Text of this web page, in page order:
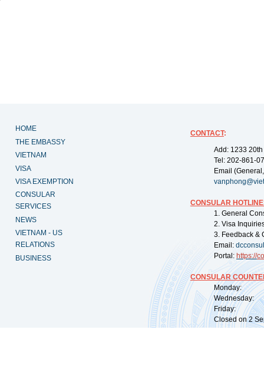
HOME
THE EMBASSY
VIETNAM
VISA
VISA EXEMPTION
CONSULAR
SERVICES
NEWS
VIETNAM - US
RELATIONS
BUSINESS
CONTACT:
Add: 1233
Tel: 202-861-
Email
CONSULAR
1. General
2. Visa
3. Feedback &
Email:
Portal: https://
CONSULAR
Monday:
Wednesday:
Friday:
Closed on 2